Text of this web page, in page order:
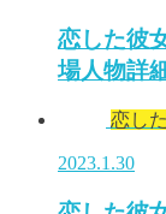
恋した彼
場人物詳
恋し
2023.1.30